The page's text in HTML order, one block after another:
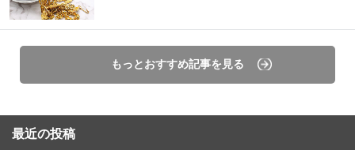
もっとおすすめ記事を見る
最近の投稿